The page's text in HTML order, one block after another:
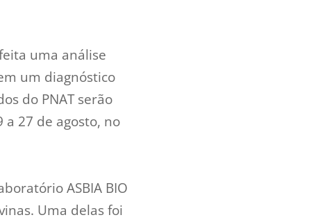
uma análise
um diagnóstico
do PNAT serão
27 de agosto, no
ASBIA BIO
Uma delas foi